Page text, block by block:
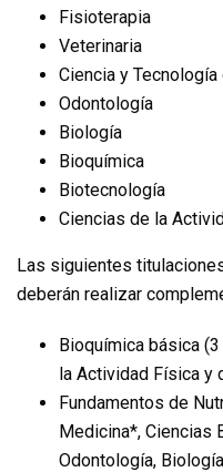
Fisioterapia
Veterinaria
Ciencia y
Odontología
Biología
Bioquímica
Biotecnología
Ciencias de la
Las siguientes
deberán realizar
Bioquímica básica
la Actividad Física y
Fundamentos de
Medicina*, Ciencias
Odontología,